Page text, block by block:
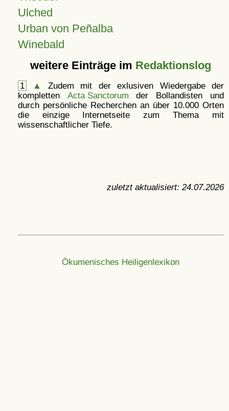
Ulched
Urban von Peñalba
Winebald
weitere Einträge im Redaktionslog
1 ▲
Zudem mit der exlusiven Wiedergabe der
kompletten Acta Sanctorum der Bollandisten und
durch persönliche Recherchen an über 10.000 Orten
die einzige Internetseite zum Thema mit
wissenschaftlicher Tiefe.
zuletzt aktualisiert: 24.07.2026
Ökumenisches Heiligenlexikon